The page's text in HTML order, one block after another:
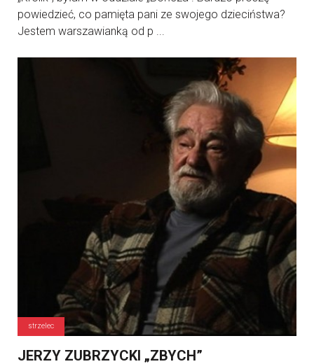
powiedzieć, co pamięta pani ze swojego dzieciństwa?
Jestem warszawianką od p ...
strzelec
JERZY ZUBRZYCKI „ZBYCH”